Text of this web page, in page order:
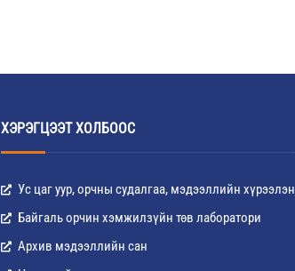
ХЭРЭГЦЭЭТ ХОЛБООС
Ус цаг уур, орчны судалгаа, мэдээллийн хүрээлэн
Байгаль орчин хэмжилзүйн төв лаборатори
Архив мэдээллийн сан